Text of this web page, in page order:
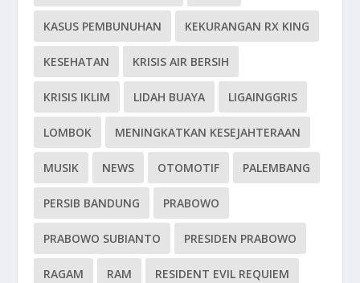
KASUS PEMBUNUHAN KEKURANGAN RX KING
KESEHATAN KRISIS AIR BERSIH
KRISIS IKLIM LIDAH BUAYA LIGAINGGRIS
LOMBOK MENINGKATKAN KESEJAHTERAAN
MUSIK NEWS OTOMOTIF PALEMBANG
PERSIB BANDUNG PRABOWO
PRABOWO SUBIANTO PRESIDEN PRABOWO
RAGAM RAM RESIDENT EVIL REQUIEM